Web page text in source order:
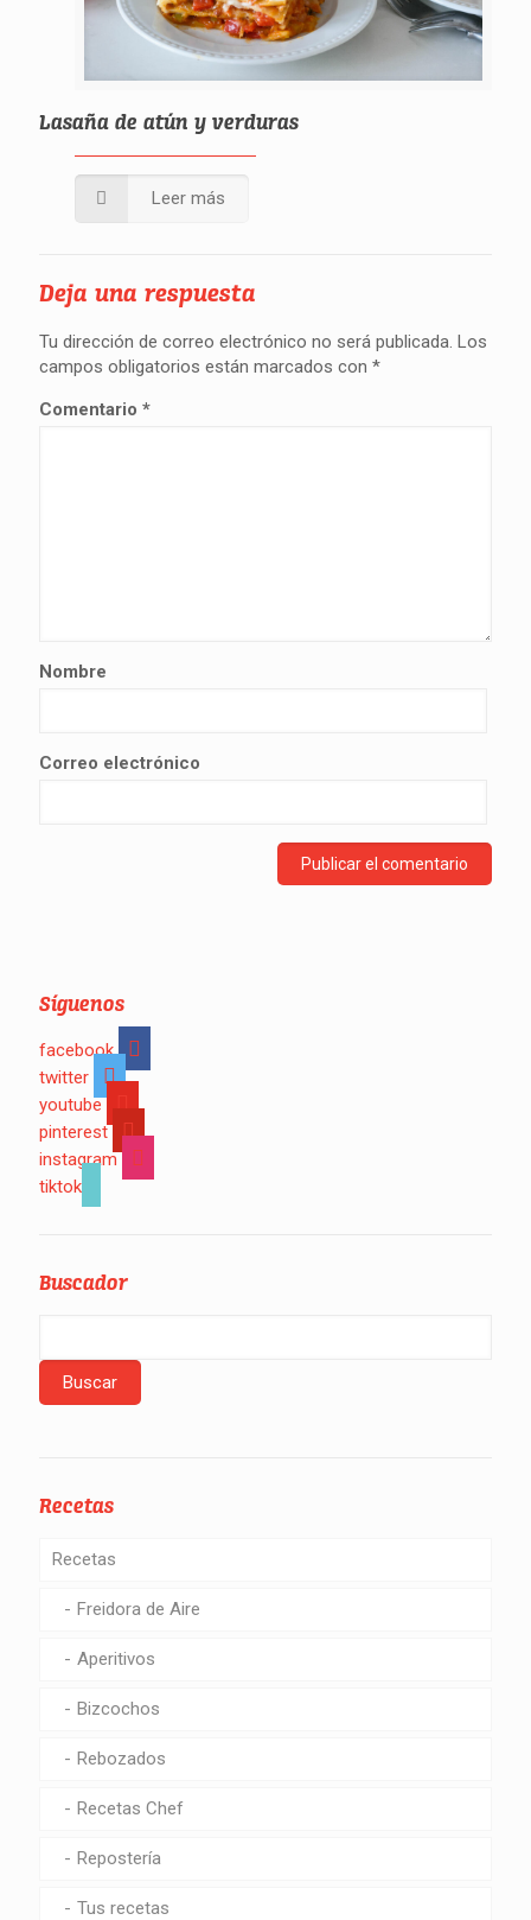
Lasaña de atún y verduras
Leer más
Deja una respuesta
Tu dirección de correo electrónico no será publicada. Los
campos obligatorios están marcados con *
Comentario *
Nombre
Correo electrónico
Síguenos
facebook
twitter
youtube
pinterest
instagram
tiktok
Buscador
Recetas
Recetas
Freidora de Aire
Aperitivos
Bizcochos
Rebozados
Recetas Chef
Repostería
Tus recetas